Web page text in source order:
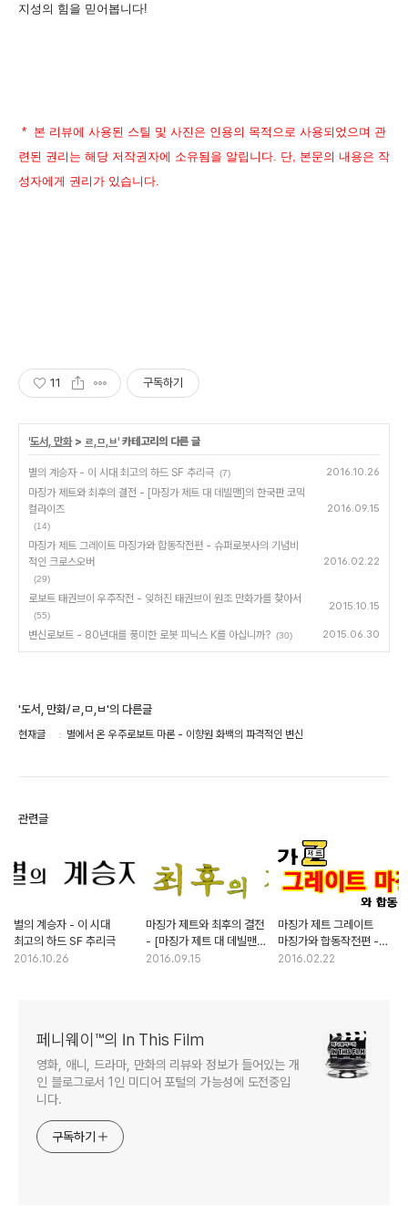
지성의 힘을 믿어봅니다!
* 본 리뷰에 사용된 스틸 및 사진은 인용의 목적으로 사용되었으며 관
련된 권리는 해당 저작권자에 소유됨을 알립니다. 단, 본문의 내용은 작
성자에게 권리가 있습니다.
11 구독하기
'도서, 만화> ㄹ,ㅁ,ㅂ' 카테고리의 다른 글
별의 계승자 - 이 시대 최고의 하드 SF 추리극 (7) 2016.10.26
마징가 제트와 최후의 결전 - [마징가 제트 대 데빌맨]의 한국판 코믹
컬라이즈
(14)
2016.09.15
마징가 제트 그레이트 마징가와 합동작전편 - 슈퍼로봇사의 기념비
적인 크로스오버
(29)
2016.02.22
로보트 태권브이 우주작전 - 잊혀진 태권브이 원조 만화가를 찾아서
(55)
2015.10.15
변신로보트 - 80년대를 풍미한 로봇 피닉스 K를 아십니까? (30) 2015.06.30
'도서, 만화/ㄹ,ㅁ,ㅂ'의 다른글
현재글 별에서 온 우주로보트 마론 - 이향원 화백의 파격적인 변신
관련글
별의 계승자 - 이 시대
최고의 하드 SF 추리극
2016.10.26
마징가 제트와 최후의 결전
- [마징가 제트 대 데빌맨]
의 한국판 코믹컬라이즈
2016.09.15
마징가 제트 그레이트
마징가와 합동작전편 -
슈퍼로봇사의 기념비적인
2016.02.22
페니웨이™의 In This Film
영화, 애니, 드라마, 만화의 리뷰와 정보가 들어있는 개
인 블로그로서 1인 미디어 포털의 가능성에 도전중입
니다.
구독하기